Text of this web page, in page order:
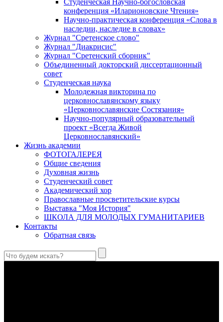
конференция «Иларионовские Чтения»
Научно-практическая конференция «Cлова в
наследии, наследие в словах»
Журнал "Сретенское слово"
Журнал "Диакрисис"
Журнал "Сретенский сборник"
Объединенный докторский диссертационный
совет
Студенческая наука
Молодежная викторина по
церковнославянскому языку
«Церковнославянские Состязания»
Научно-популярный образовательный
проект «Всегда Живой
Церковнославянский»
Жизнь академии
ФОТОГАЛЕРЕЯ
Общие сведения
Духовная жизнь
Студенческий совет
Академический хор
Православные просветительские курсы
Выставка "Моя История"
ШКОЛА ДЛЯ МОЛОДЫХ ГУМАНИТАРИЕВ
Контакты
Обратная связь